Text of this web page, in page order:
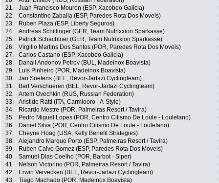
21.
Juan Francisco Mouron (ESP, Xacobeo Galicia)
22.
Constantino Zaballa (ESP, Paredes Rota Dos Moveis)
23.
Ruben Plaza (ESP, Liberty Seguros)
24.
Andreas Schillinger (GER, Team Nutrixxion Sparkasse)
25.
Patrick Schachtner (GER, Team Nutrixxion Sparkasse)
26.
Virgilio Martins Dos Santos (POR, Paredes Rota Dos Moveis)
27.
Carlos Castano (ESP, Xacobeo Galicia)
28.
Danail Andonov Petrov (BUL, Madeinox Boavista)
29.
Luis Pinheiro (POR, Madeinox Boavista)
30.
Jan Soetens (BEL, Revor-Jartazi Cyclingteam)
31.
Bart Verschueren (BEL, Revor-Jartazi Cyclingteam)
32.
Artem Ovechkin (RUS, Russian Federation)
33.
Aristide Ratti (ITA, Carmiooro - A-Style)
34.
Ricardo Mestre (POR, Palmeiras Resort / Tavira)
35.
Pedro Miguel Lopes (POR, Centro Cilismo De Loule - Louletano)
36.
Daniel Silva (POR, Centro Cilismo De Loule - Louletano)
37.
Cheyne Hoag (USA, Kelly Benefit Strategies)
38.
Alejandro Marque Porto (ESP, Palmeiras Resort / Tavira)
39.
Ruben Calvo Gomez (ESP, Paredes Rota Dos Moveis)
40.
Samuel Dias Coelho (POR, Barbot - Siper)
41.
Nelson Victorino (POR, Palmeiras Resort / Tavira)
42.
Erwin Vervecken (BEL, Revor-Jartazi Cyclingteam)
43.
Tiago Machado (POR, Madeinox Boavista)